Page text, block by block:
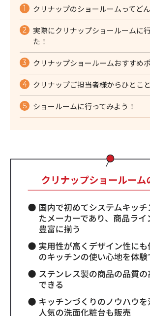
クリナップのショールームってど
実際にクリナップショールームに
た！
クリナップショールームおすすめ
クリナップご担当者様からひとこと
ショールームに行ってみよう！